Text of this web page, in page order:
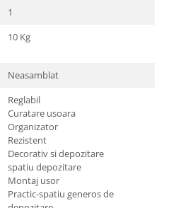
1
10 Kg
Neasamblat
Reglabil
Curatare usoara
Organizator
Rezistent
Decorativ si depozitare
spatiu depozitare
Montaj usor
Practic-spatiu generos de